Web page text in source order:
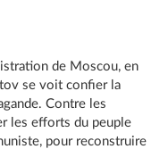
de Moscou, en
se voit confier la
Contre les
les efforts du peuple
pour reconstruire